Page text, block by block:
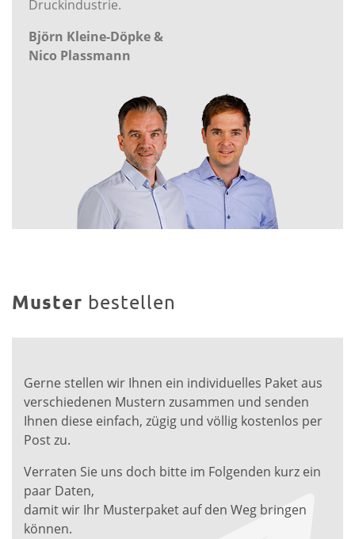
Druckindustrie.
Björn Kleine-Döpke &
Nico Plassmann
Muster bestellen
Gerne stellen wir Ihnen ein individuelles Paket aus
verschiedenen Mustern zusammen und senden
Ihnen diese einfach, zügig und völlig kostenlos per
Post zu.
Verraten Sie uns doch bitte im Folgenden kurz ein
paar Daten,
damit wir Ihr Musterpaket auf den Weg bringen
können.